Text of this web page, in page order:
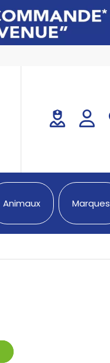
Animaux Marques